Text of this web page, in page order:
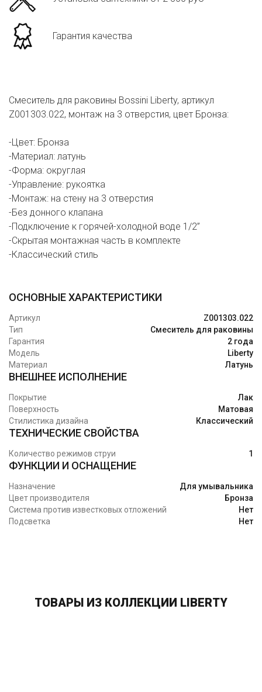
Гарантия качества
Смеситель для раковины Bossini Liberty, артикул
Z001303.022, монтаж на 3 отверстия, цвет Бронза:
-Цвет: Бронза
-Материал: латунь
-Форма: округлая
-Управление: рукоятка
-Монтаж: на стену на 3 отверстия
-Без донного клапана
-Подключение к горячей-холодной воде 1/2”
-Скрытая монтажная часть в комплекте
-Классический стиль
ОСНОВНЫЕ ХАРАКТЕРИСТИКИ
Артикул
Z001303.022
Тип
Смеситель для раковины
Гарантия
2 года
Модель
Liberty
Материал
Латунь
ВНЕШНЕЕ ИСПОЛНЕНИЕ
Покрытие
Лак
Поверхность
Матовая
Стилистика дизайна
Классический
ТЕХНИЧЕСКИЕ СВОЙСТВА
Количество режимов струи 1
ФУНКЦИИ И ОСНАЩЕНИЕ
Назначение
Для умывальника
Цвет производителя
Бронза
Система против известковых отложений
Нет
Подсветка
Нет
ТОВАРЫ ИЗ КОЛЛЕКЦИИ LIBERTY